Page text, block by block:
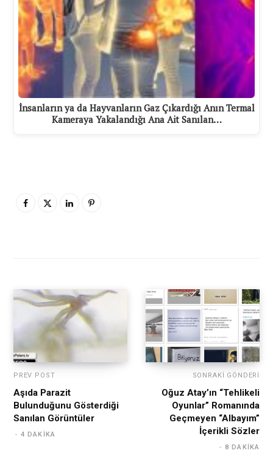
İnsanların ya da Hayvanların Gaz Çıkardığı Anın Termal
Kameraya Yakalandığı Ana Ait Sanılan…
PREV POST
Aşıda Parazit
Bulunduğunu Gösterdiği
Sanılan Görüntüler
4 DAKIKA
SONRAKI GÖNDERI
Oğuz Atay’ın “Tehlikeli
Oyunlar” Romanında
Geçmeyen “Albayım”
İçerikli Sözler
8 DAKIKA